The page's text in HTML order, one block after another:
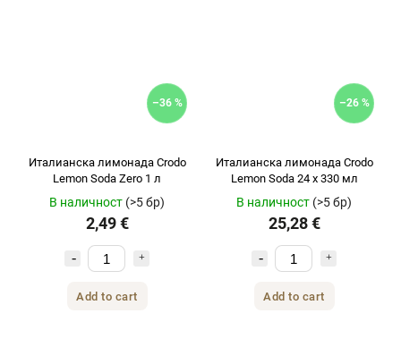
–36 %
Италианска лимонада Crodo
Lemon Soda Zero 1 л
В наличност (>5 бр)
2,49 €
Add to cart
–26 %
Италианска лимонада Crodo
Lemon Soda 24 x 330 мл
В наличност (>5 бр)
25,28 €
Add to cart